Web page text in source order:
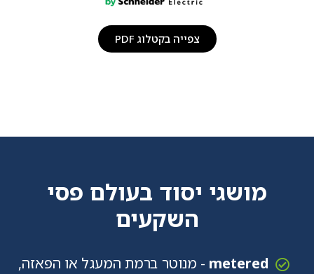
צפייה בקטלוג PDF
מושגי יסוד בעולם פסי
השקעים
metered - מנוטר ברמת המעגל או הפאזה,